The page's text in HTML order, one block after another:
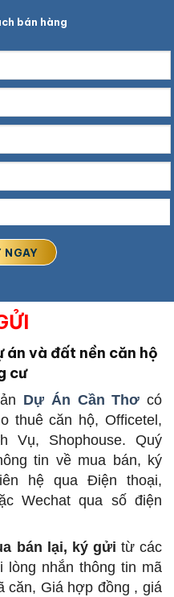
bán hàng
án và đất nền căn hộ
cư
Dự Án Cần Thơ có
thuê căn hộ, Officetel,
Vụ, Shophouse. Quý
tin về mua bán, ký
hệ qua Điện thoại,
Wechat qua số điện
bán lại, ký gửi từ các
lòng nhắn thông tin mã
căn, Giá hợp đồng , giá